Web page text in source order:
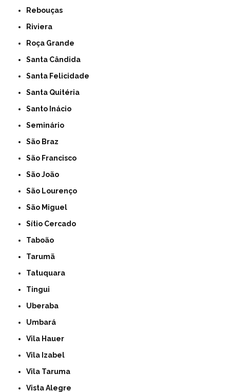
Rebouças
Riviera
Roça Grande
Santa Cândida
Santa Felicidade
Santa Quitéria
Santo Inácio
Seminário
São Braz
São Francisco
São João
São Lourenço
São Miguel
Sítio Cercado
Taboão
Tarumã
Tatuquara
Tingui
Uberaba
Umbará
Vila Hauer
Vila Izabel
Vila Taruma
Vista Alegre